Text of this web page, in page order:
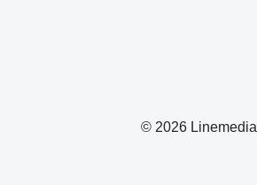
© 2026 Linemedia